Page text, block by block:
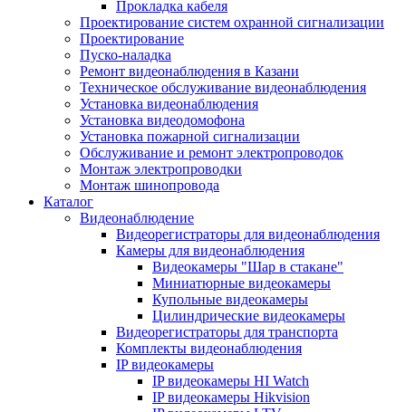
Прокладка кабеля
Проектирование систем охранной сигнализации
Проектирование
Пуско-наладка
Ремонт видеонаблюдения в Казани
Техническое обслуживание видеонаблюдения
Установка видеонаблюдения
Установка видеодомофона
Установка пожарной сигнализации
Обслуживание и ремонт электропроводок
Монтаж электропроводки
Монтаж шинопровода
Каталог
Видеонаблюдение
Видеорегистраторы для видеонаблюдения
Камеры для видеонаблюдения
Видеокамеры "Шар в стакане"
Миниатюрные видеокамеры
Купольные видеокамеры
Цилиндрические видеокамеры
Видеорегистраторы для транспорта
Комплекты видеонаблюдения
IP видеокамеры
IP видеокамеры HI Watch
IP видеокамеры Hikvision